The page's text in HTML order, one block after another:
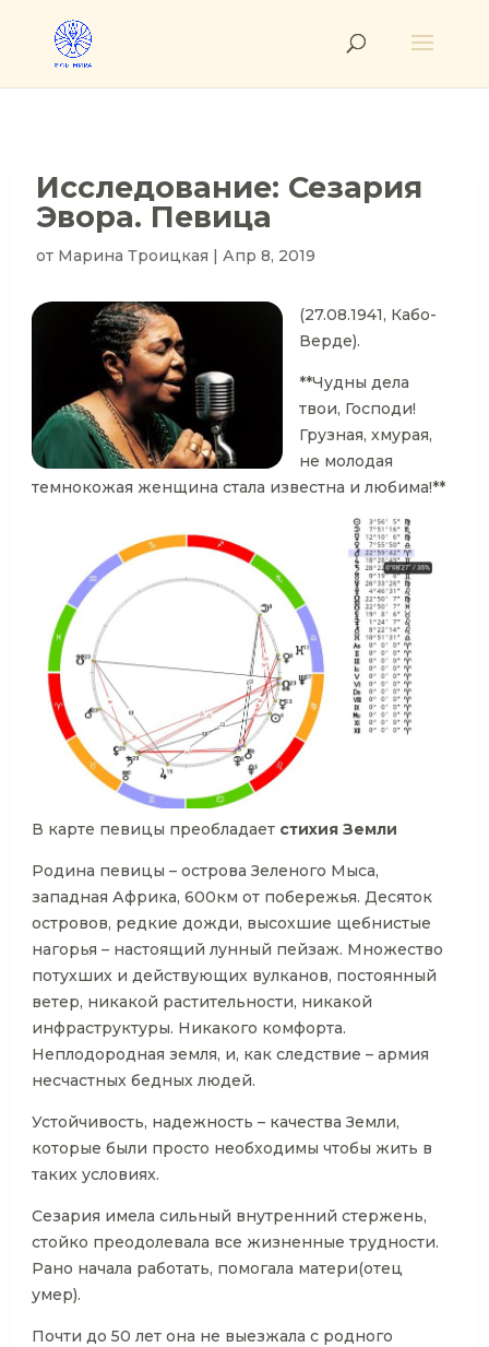
Исследование: Сезария
Эвора. Певица
от Марина Троицкая | Апр 8, 2019
(27.08.1941, Кабо-
Верде).
**Чудны дела
твои, Господи!
Грузная, хмурая,
не молодая
темнокожая женщина стала известна и любима!**
В карте певицы преобладает стихия Земли
Родина певицы – острова Зеленого Мыса,
западная Африка, 600км от побережья. Десяток
островов, редкие дожди, высохшие щебнистые
нагорья – настоящий лунный пейзаж. Множество
потухших и действующих вулканов, постоянный
ветер, никакой растительности, никакой
инфраструктуры. Никакого комфорта.
Неплодородная земля, и, как следствие – армия
несчастных бедных людей.
Устойчивость, надежность – качества Земли,
которые были просто необходимы чтобы жить в
таких условиях.
Сезария имела сильный внутренний стержень,
стойко преодолевала все жизненные трудности.
Рано начала работать, помогала матери(отец
умер).
Почти до 50 лет она не выезжала с родного